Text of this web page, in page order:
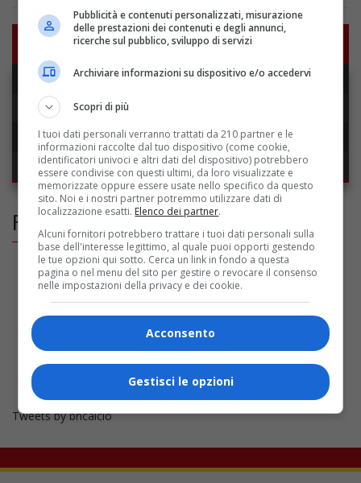
SCHEDA
Data di nascita: 11/01/2006
Luogo di nascita:
Ruolo: Attaccante
Numero: 7
FOLLOW US ON FACEBOOK
Tweets by bncalcio
Pubblicità e contenuti personalizzati, misurazione
delle prestazioni dei contenuti e degli annunci,
ricerche sul pubblico, sviluppo di servizi
Archiviare informazioni su dispositivo e/o accedervi
Scopri di più
I tuoi dati personali verranno trattati da 210 partner e le
informazioni raccolte dal tuo dispositivo (come cookie,
identificatori univoci e altri dati del dispositivo) potrebbero
essere condivise con questi ultimi, da loro visualizzate e
memorizzate oppure essere usate nello specifico da questo
sito. Noi e i nostri partner potremmo utilizzare dati di
localizzazione esatti. Elenco dei partner.
Alcuni fornitori potrebbero trattare i tuoi dati personali sulla
base dell'interesse legittimo, al quale puoi opporti gestendo
le tue opzioni qui sotto. Cerca un link in fondo a questa
pagina o nel menu del sito per gestire o revocare il consenso
nelle impostazioni della privacy e dei cookie.
Acconsento
Gestisci le opzioni